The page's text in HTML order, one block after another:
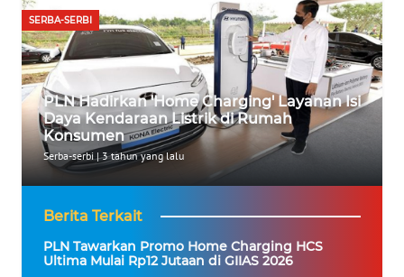
SERBA-SERBI
PLN Hadirkan 'Home Charging' Layanan Isi
Daya Kendaraan Listrik di Rumah
Konsumen
Serba-serbi|3 tahun yang lalu
Berita Terkait
PLN Tawarkan Promo Home Charging HCS
Ultima Mulai Rp12 Jutaan di GIIAS 2026
UTAMA
SERBA-
SERBI
PERISTIWA